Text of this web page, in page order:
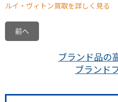
ルイ・ヴィトン買取を詳しく見る
前へ
ブランド品の
ブランド